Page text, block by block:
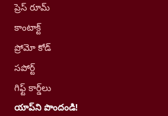
ప్రెస్ రూమ్
కాంటాక్ట్
ప్రోమో కోడ్
సపోర్ట్
గిఫ్ట్ కార్డ్‌లు
యాప్‌ని పొందండి!